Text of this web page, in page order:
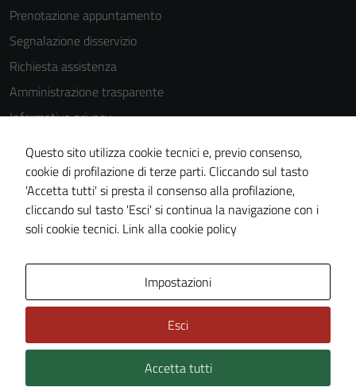
Prenotazione appuntamento
Segnalazione disservizio
Richiesta assistenza
Amministrazione trasparente
Informativa privacy
Cookie Policy
Note legali
Dichiarazione di accessibilità
Piano di miglioramento del sito
Technical Design s.r.l.
Questo sito utilizza cookie tecnici e, previo consenso,
cookie di profilazione di terze parti. Cliccando sul tasto
'Accetta tutti' si presta il consenso alla profilazione,
cliccando sul tasto 'Esci' si continua la navigazione con i
soli cookie tecnici. Link alla cookie policy
Impostazioni
Esci
Accetta tutti